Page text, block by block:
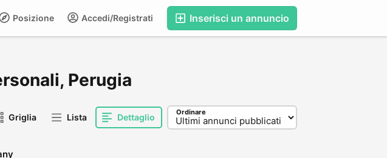
Inserisci un annuncio
Accedi/Registrati
Posizione
Perugia
Griglia Lista Dettaglio Ordinare